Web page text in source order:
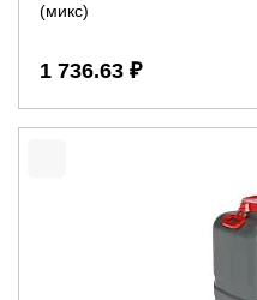
(микс)
1 736.63 ₽